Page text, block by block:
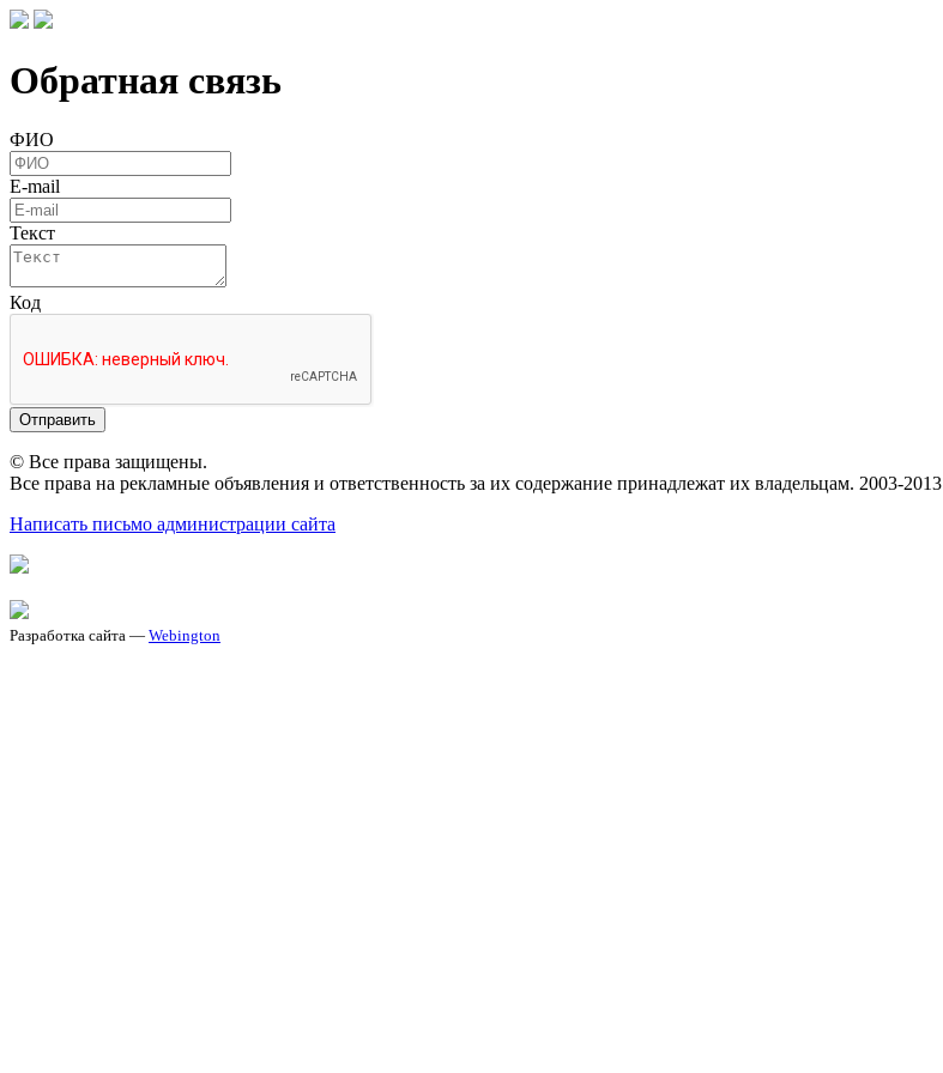
Обратная связь
ФИО
E-mail
Текст
Код
Отправить
© Все права защищены.
Все права на рекламные объявления и ответственность за их содержание принадлежат их владельцам. 2003-2013
Написать письмо администрации сайта
Разработка сайта — Webington